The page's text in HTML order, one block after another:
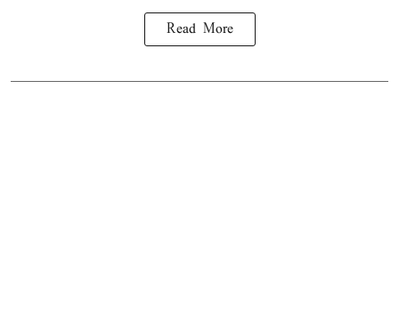
Read More